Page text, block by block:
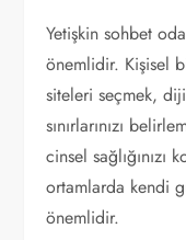
Yetişkin sohbet
önemlidir. Kişisel
siteleri seçmek,
sınırlarınızı
cinsel sağlığınızı
ortamlarda kendi
önemlidir.